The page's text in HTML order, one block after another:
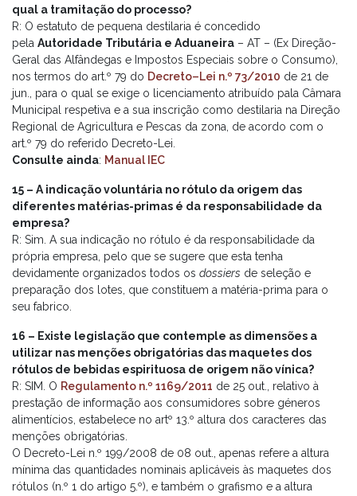
qual a tramitação do processo?
R: O estatuto de pequena destilaria é concedido
pela Autoridade Tributária e Aduaneira – AT – (Ex Direção-
Geral das Alfândegas e Impostos Especiais sobre o Consumo),
nos termos do art.º 79 do Decreto–Lei n.º 73/2010 de 21 de
jun., para o qual se exige o licenciamento atribuído pala Câmara
Municipal respetiva e a sua inscrição como destilaria na Direção
Regional de Agricultura e Pescas da zona, de acordo com o
art.º 79 do referido Decreto-Lei.
Consulte ainda: Manual IEC
15 – A indicação voluntária no rótulo da origem das
diferentes matérias-primas é da responsabilidade da
empresa?
R: Sim. A sua indicação no rótulo é da responsabilidade da
própria empresa, pelo que se sugere que esta tenha
devidamente organizados todos os dossiers de seleção e
preparação dos lotes, que constituem a matéria-prima para o
seu fabrico.
16 – Existe legislação que contemple as dimensões a
utilizar nas menções obrigatórias das maquetes dos
rótulos de bebidas espirituosa de origem não vínica?
R: SIM. O Regulamento n.º 1169/2011 de 25 out., relativo à
prestação de informação aos consumidores sobre géneros
alimentícios, estabelece no artº 13.º altura dos caracteres das
menções obrigatórias.
O Decreto-Lei n.º 199/2008 de 08 out., apenas refere a altura
mínima das quantidades nominais aplicáveis às maquetes dos
rótulos (n.º 1 do artigo 5.º), e também o grafismo e a altura